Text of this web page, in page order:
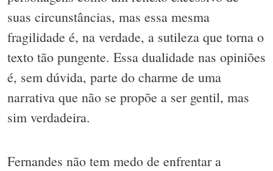
suas circunstâncias, mas essa mesma
fragilidade é, na verdade, a sutileza que torna o
texto tão pungente. Essa dualidade nas opiniões
é, sem dúvida, parte do charme de uma
narrativa que não se propõe a ser gentil, mas
sim verdadeira.
Fernandes não tem medo de enfrentar a